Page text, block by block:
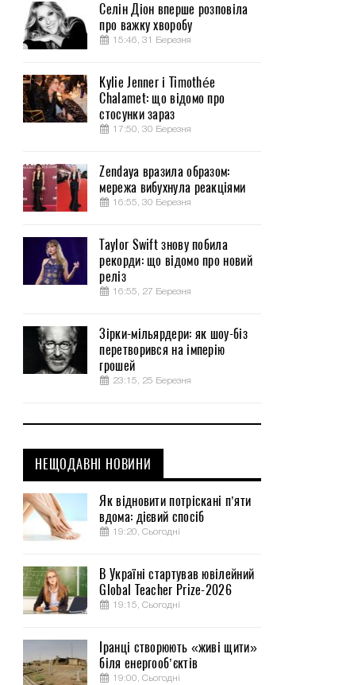
Селін Діон вперше розповіла
про важку хворобу
15:46, 31 Березня
Kylie Jenner і Timothée
Chalamet: що відомо про
стосунки зараз
17:50, 30 Березня
Zendaya вразила образом:
мережа вибухнула реакціями
16:55, 30 Березня
Taylor Swift знову побила
рекорди: що відомо про новий
реліз
16:55, 27 Березня
Зірки-мільярдери: як шоу-біз
перетворився на імперію
грошей
23:15, 25 Березня
НЕЩОДАВНІ НОВИНИ
Як відновити потріскані п’яти
вдома: дієвий спосіб
19:20, Сьогодні
В Україні стартував ювілейний
Global Teacher Prize-2026
19:15, Сьогодні
Іранці створюють «живі щити»
біля енергооб’єктів
19:00, Сьогодні